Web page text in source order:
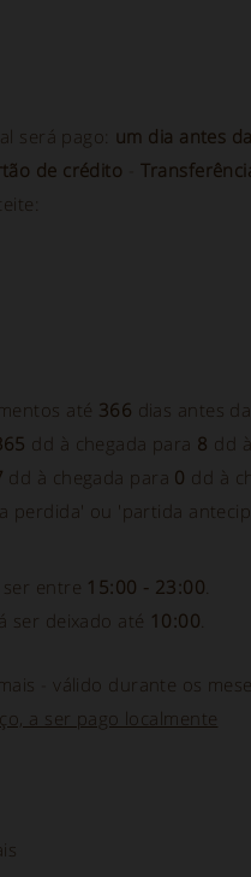
será pago: um dia antes
de crédito
até 366 dias antes
dd à chegada para 8 dd
dd à chegada para 0 dd à
perdida' ou 'partida
ser entre 15:00 - 23:00.
ser deixado até 10:00.
- válido durante os
a ser pago localmente